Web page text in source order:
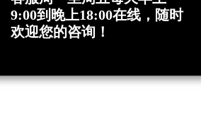
9:00到晚上18:00在线，随时
欢迎您的咨询！